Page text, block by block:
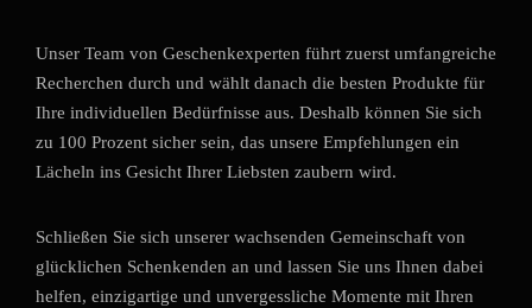
Unser Team von Geschenkexperten führt zuerst umfangreiche
Recherchen durch und wählt danach die besten Produkte für
Ihre individuellen Bedürfnisse aus. Deshalb können Sie sich
zu 100 Prozent sicher sein, das unsere Empfehlungen ein
Lächeln ins Gesicht Ihrer Liebsten zaubern wird.
Schließen Sie sich unserer wachsenden Gemeinschaft von
glücklichen Schenkenden an und lassen Sie uns Ihnen dabei
helfen, einzigartige und unvergessliche Momente mit Ihren